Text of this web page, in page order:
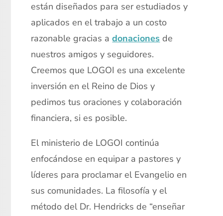
están diseñados para ser estudiados y
aplicados en el trabajo a un costo
razonable gracias adonaciones de
nuestros amigos y seguidores.
Creemos que LOGOI es una excelente
inversión en el Reino de Dios y
pedimos tus oraciones y colaboración
financiera, si es posible.
El ministerio de LOGOI continúa
enfocándose en equipar a pastores y
líderes para proclamar el Evangelio en
sus comunidades. La filosofía y el
método del Dr. Hendricks de “enseñar